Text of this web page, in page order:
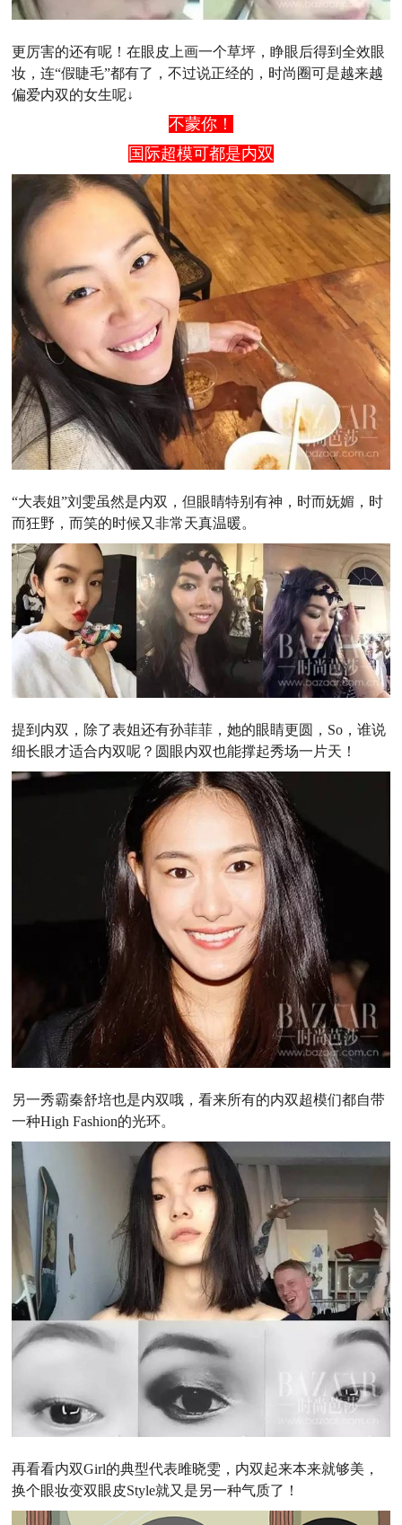
更厉害的还有呢！在眼皮上画一个草坪，睁眼后得到全效眼
妆，连“假睫毛”都有了，不过说正经的，时尚圈可是越来越
偏爱内双的女生呢↓
不蒙你！
国际超模可都是内双
“大表姐”刘雯虽然是内双，但眼睛特别有神，时而妩媚，时
而狂野，而笑的时候又非常天真温暖。
提到内双，除了表姐还有孙菲菲，她的眼睛更圆，So，谁说
细长眼才适合内双呢？圆眼内双也能撑起秀场一片天！
另一秀霸秦舒培也是内双哦，看来所有的内双超模们都自带
一种High Fashion的光环。
再看看内双Girl的典型代表雎晓雯，内双起来本来就够美，
换个眼妆变双眼皮Style就又是另一种气质了！